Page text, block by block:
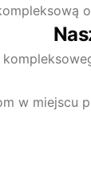
w miejscu